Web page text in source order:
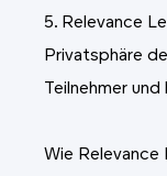
5. Relevance
Privatsphäre
Teilnehmer
Wie Relevance